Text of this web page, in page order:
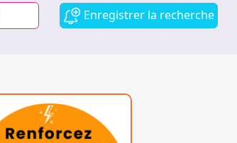
Enregistrer la recherche